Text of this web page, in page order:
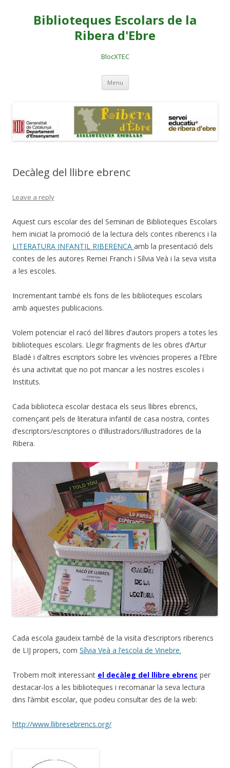
Biblioteques Escolars de la
Ribera d'Ebre
BlocXTEC
Menu Skip
content
Decàleg del llibre ebrenc
Leave a reply
Aquest curs escolar des del Seminari de Biblioteques Escolars
hem iniciat la promoció de la lectura dels contes riberencs i la
LITERATURA INFANTIL RIBERENCA amb la presentació dels
contes de les autores Remei Franch i Sílvia Veà i la seva visita
a les escoles.
Incrementant també els fons de les biblioteques escolars
amb aquestes publicacions.
Volem potenciar el racó del llibres d’autors propers a totes les
biblioteques escolars. Llegir fragments de les obres d’Artur
Bladé i d’altres escriptors sobre les vivències properes a l’Ebre
és una activitat que no pot mancar a les nostres escoles i
Instituts.
Cada biblioteca escolar destaca els seus llibres ebrencs,
començant pels de literatura infantil de casa nostra, contes
d’escriptors/escriptores o d’il·lustradors/il·lustradores de la
Ribera.
Cada escola gaudeix també de la visita d’escriptors riberencs
de LIJ propers, com Sílvia Veà a l’escola de Vinebre.
Trobem molt interessant el decàleg del llibre ebrenc per
destacar-los a les biblioteques i recomanar la seva lectura
dins l’àmbit escolar, que podeu consultar des de la web:
http://www.llibresebrencs.org/